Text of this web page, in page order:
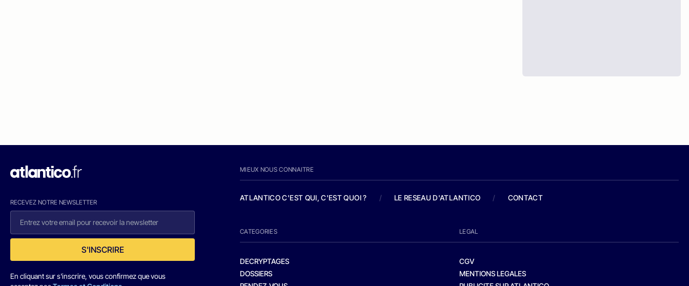
RECEVEZ NOTRE NEWSLETTER
S'INSCRIRE
En cliquant sur s'inscrire, vous confirmez que vous
MIEUX NOUS CONNAITRE
ATLANTICO C'EST QUI, C'EST QUOI ? / LE RESEAU D'ATLANTICO / CONTACT
CATEGORIES
DECRYPTAGES
DOSSIERS
LEGAL
CGV
MENTIONS LEGALES